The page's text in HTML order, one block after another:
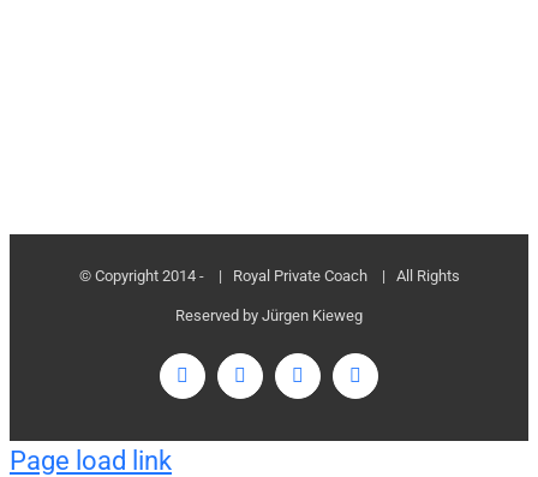
© Copyright 2014 - | Royal Private Coach | All Rights
Reserved by Jürgen Kieweg
FacebookTwitter LinkedInInstagram
Page load link